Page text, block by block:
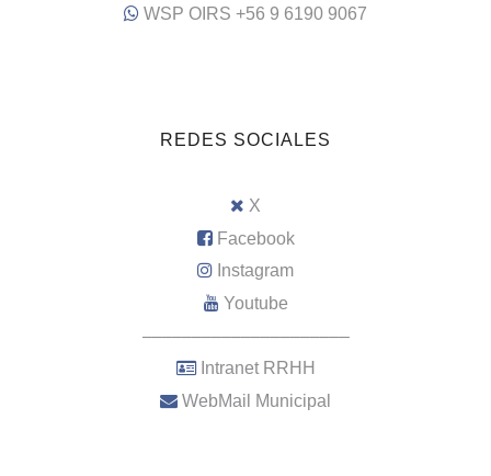
WSP OIRS +56 9 6190 9067
REDES SOCIALES
X
Facebook
Instagram
Youtube
–––––––––––––––––––––
Intranet RRHH
WebMail Municipal